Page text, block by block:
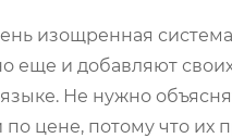
изощренная
еще и добавляют
Не нужно
цене, потому что их